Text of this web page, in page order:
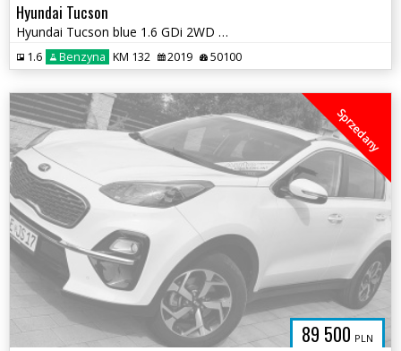
Hyundai Tucson
Hyundai Tucson blue 1.6 GDi 2WD Navi
1.6 Benzyna KM 132 2019 50100
89 500 PLN
Sprzedany